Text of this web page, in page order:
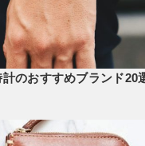
のおすすめブランド20